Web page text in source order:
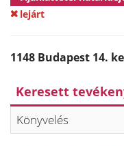
lejárt
1148 Budapest 14.
Keresett
Könyvelés